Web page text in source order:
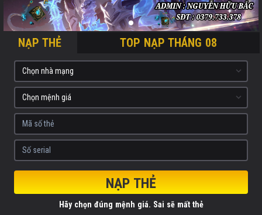
NẠP THẺ TOP NẠP THÁNG 08
NẠP THẺ
Hãy chọn đúng mệnh giá. Sai sẽ mất thẻ